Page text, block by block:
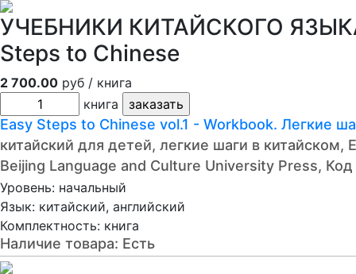
УЧЕБНИКИ КИТАЙСКОГО
Steps to Chinese
2 700.00 руб / книга
книга
Easy Steps to Chinese vol.1 - Workbook. Легкие
китайский для детей, легкие шаги в китайском,
Beijing Language and Culture University Press, Код
Уровень: начальный
Язык: китайский, английский
Комплектность: книга
Наличие товара: Есть